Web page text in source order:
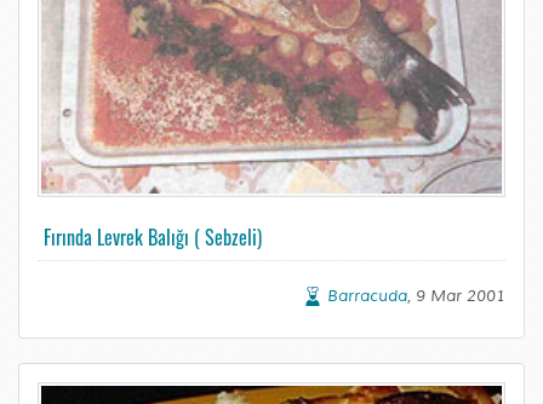
Fırında Levrek Balığı ( Sebzeli)
Barracuda, 9 Mar 2001